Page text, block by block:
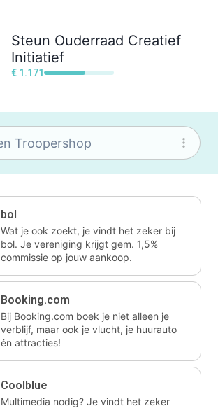
Steun Ouderraad Creatief
Initiatief
€ 1.171
bol
Wat je ook zoekt, je vindt het zeker bij
bol. Je vereniging krijgt gem. 1,5%
commissie op jouw aankoop.
Booking.com
Bij Booking.com boek je niet alleen je
verblijf, maar ook je vlucht, je huurauto
én attracties!
Coolblue
Multimedia nodig? Je vindt het zeker